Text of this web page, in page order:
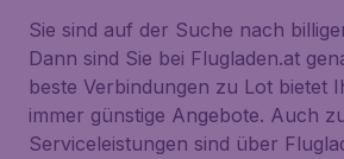
Sie sind auf der Suche nach
Dann sind Sie bei Flugladen.at
beste Verbindungen zu Lot bietet
immer günstige Angebote. Auch
Serviceleistungen sind über